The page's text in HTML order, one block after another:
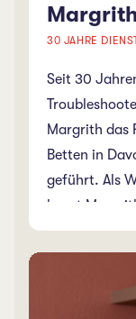
30 JAHRE
Seit 30
Margrith das
Betten in
geführt. Als
kennt
bestens und
zurück.
frühzeitig
und wir